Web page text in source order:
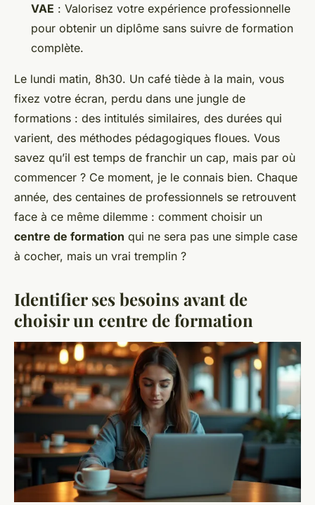
VAE : Valorisez votre expérience professionnelle
pour obtenir un diplôme sans suivre de formation
complète.
Le lundi matin, 8h30. Un café tiède à la main, vous
fixez votre écran, perdu dans une jungle de
formations : des intitulés similaires, des durées qui
varient, des méthodes pédagogiques floues. Vous
savez qu’il est temps de franchir un cap, mais par où
commencer ? Ce moment, je le connais bien. Chaque
année, des centaines de professionnels se retrouvent
face à ce même dilemme : comment choisir un
centre de formation qui ne sera pas une simple case
à cocher, mais un vrai tremplin ?
Identifier ses besoins avant de
choisir un centre de formation